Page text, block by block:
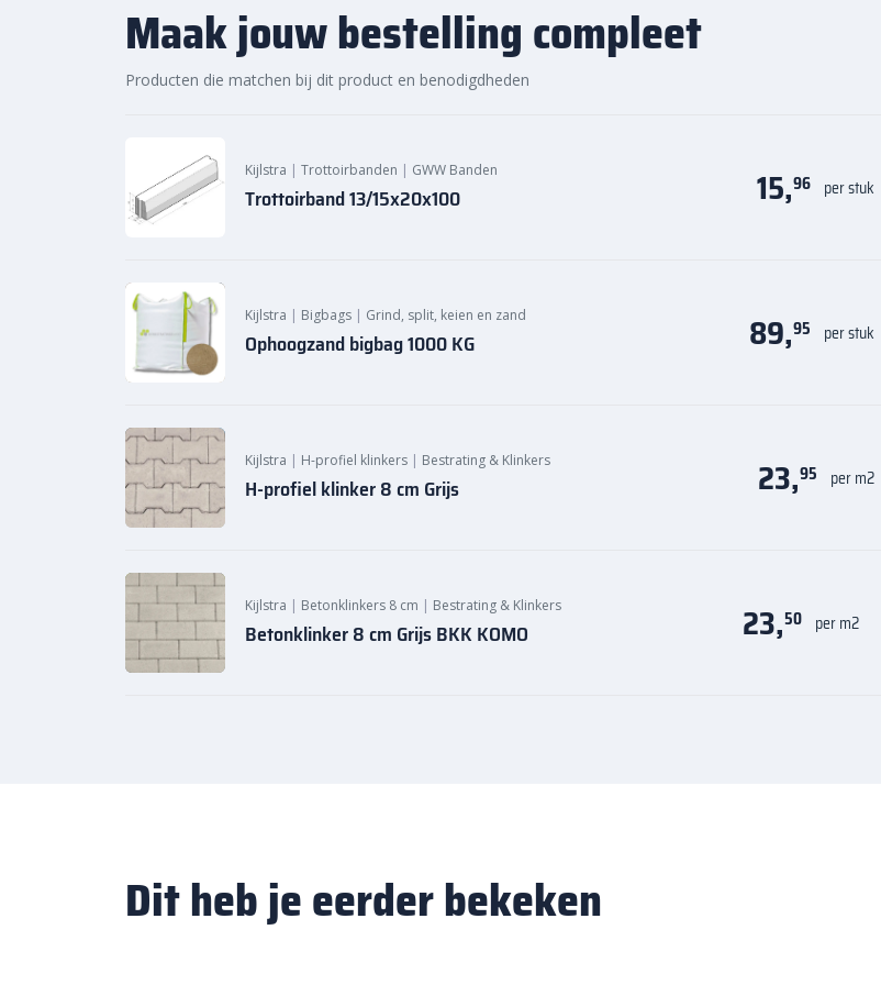
Bestel deKijlstra trottoirband 13/15×20 bocht r=0,45 uitwendigvia
sierbestratingsmarkt.com en creëer een solide en duurzame afscheiding voor
uw bestratingsprojecten.
Maak jouw bestelling compleet
Producten die matchen bij dit product en benodigdheden
Kijlstra | Trottoirbanden | GWW Banden
Trottoirband 13/15x20x100 15,96 per stuk
Kijlstra | Bigbags | Grind, split, keien en zand
Ophoogzand bigbag 1000 KG 89,95 per stuk
Kijlstra | H-profiel klinkers | Bestrating & Klinkers
H-profiel klinker 8 cm Grijs 23,95 per m2
Kijlstra | Betonklinkers 8 cm | Bestrating & Klinkers
Betonklinker 8 cm Grijs BKK KOMO 23,50 per m2
Dit heb je eerder bekeken